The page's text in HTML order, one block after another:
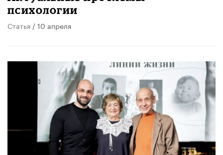
психологии
Статья / 10 апреля